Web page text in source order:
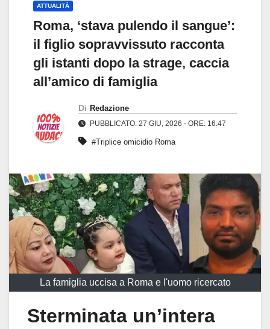
ATTUALITÀ
Roma, ‘stava pulendo il sangue’:
il figlio sopravvissuto racconta
gli istanti dopo la strage, caccia
all’amico di famiglia
Di Redazione
PUBBLICATO: 27 GIU, 2026 - ORE: 16:47
#Triplice omicidio Roma
La famiglia uccisa a Roma e l'uomo ricercato
Sterminata un’intera